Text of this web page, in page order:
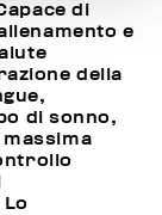
di
e
della
di sonno,